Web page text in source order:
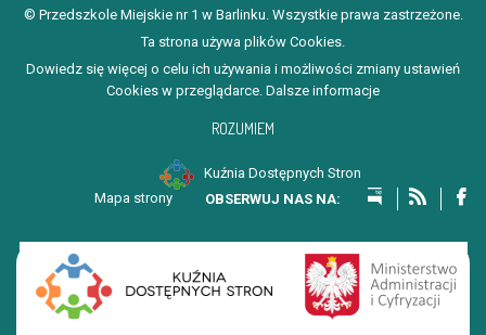
© Przedszkole Miejskie nr 1 w Barlinku. Wszystkie prawa zastrzeżone.
Ta strona używa plików Cookies.
Dowiedz się więcej o celu ich używania i możliwości zmiany ustawień
Cookies w przeglądarce. Dalsze informacje
ROZUMIEM
Kuźnia Dostępnych Stron
Mapa strony